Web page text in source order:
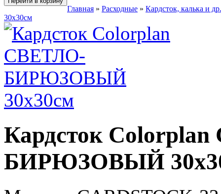
Главная » Расходные » Кардсток, калька и
30х30см
Кардсток
БИРЮЗОВЫЙ